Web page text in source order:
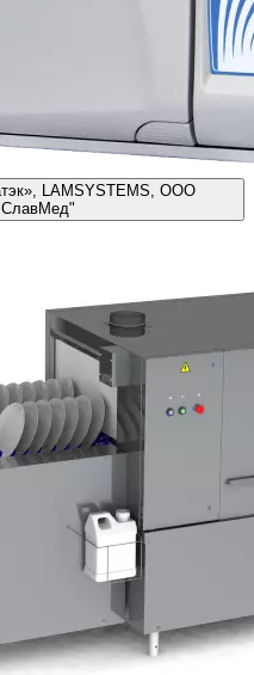
LAMSYSTEMS, ООО